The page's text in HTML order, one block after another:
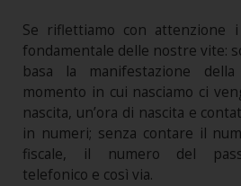
Se riflettiamo con attenzione
fondamentale delle nostre vite:
basa la manifestazione
momento in cui nasciamo ci
nascita, un’ora di nascita e
in numeri; senza contare il
fiscale, il numero del
telefonico e così via.